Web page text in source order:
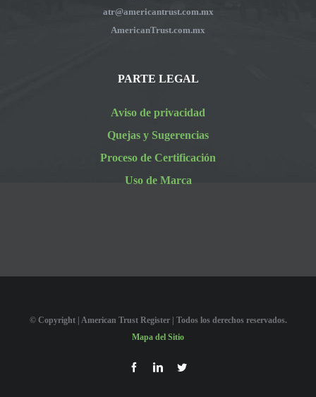
atr@americantrust.com.mx
AmericanTrust.com.mx
PARTE LEGAL
Aviso de privacidad
Quejas y Sugerencias
Proceso de Certificación
Uso de Marca
© Copyright | American Trust Register | Todos los derechos reservados.
Mapa del Sitio
FacebookLinkedInTwitter